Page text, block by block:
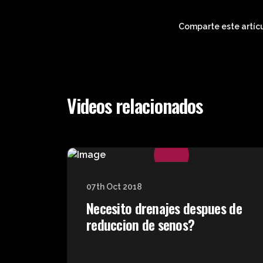
Comparte este
Videos relacionados
07th Oct 2018
Necesito drenajes despues de
reduccion de senos?